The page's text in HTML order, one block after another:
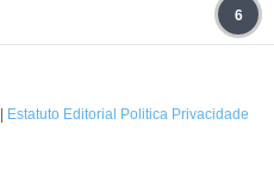
6
Estatuto Editorial Politica Privacidade